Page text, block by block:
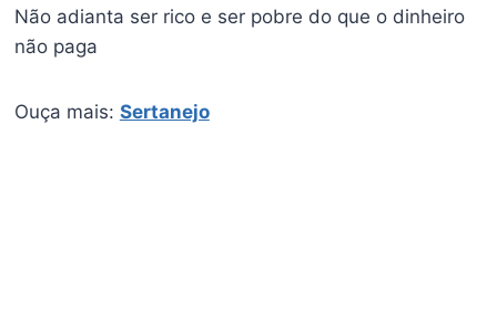
Não adianta ser rico e ser pobre do que o dinheiro
não paga
Ouça mais: Sertanejo